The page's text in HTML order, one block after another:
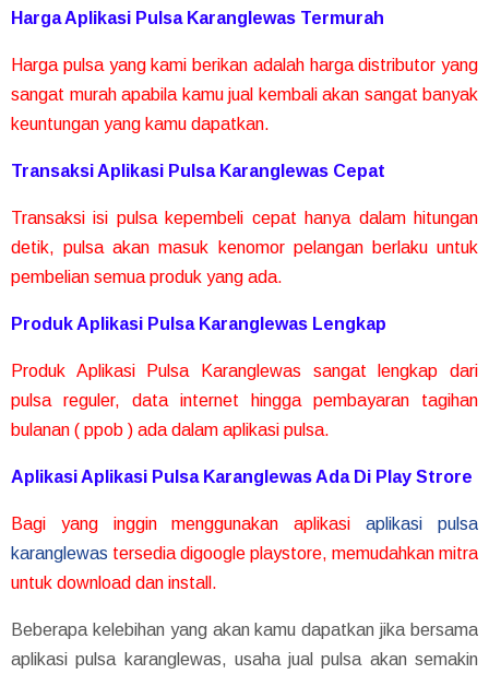
Harga Aplikasi Pulsa Karanglewas Termurah
Harga pulsa yang kami berikan adalah harga distributor yang
sangat murah apabila kamu jual kembali akan sangat banyak
keuntungan yang kamu dapatkan.
Transaksi Aplikasi Pulsa Karanglewas Cepat
Transaksi isi pulsa kepembeli cepat hanya dalam hitungan
detik, pulsa akan masuk kenomor pelangan berlaku untuk
pembelian semua produk yang ada.
Produk Aplikasi Pulsa Karanglewas Lengkap
Produk Aplikasi Pulsa Karanglewas sangat lengkap dari
pulsa reguler, data internet hingga pembayaran tagihan
bulanan ( ppob ) ada dalam aplikasi pulsa.
Aplikasi Aplikasi Pulsa Karanglewas Ada Di Play Strore
Bagi yang inggin menggunakan aplikasiaplikasi pulsa
karanglewas tersedia digoogle playstore, memudahkan mitra
untuk download dan install.
Beberapa kelebihan yang akan kamu dapatkan jika bersama
aplikasi pulsa karanglewas, usaha jual pulsa akan semakin